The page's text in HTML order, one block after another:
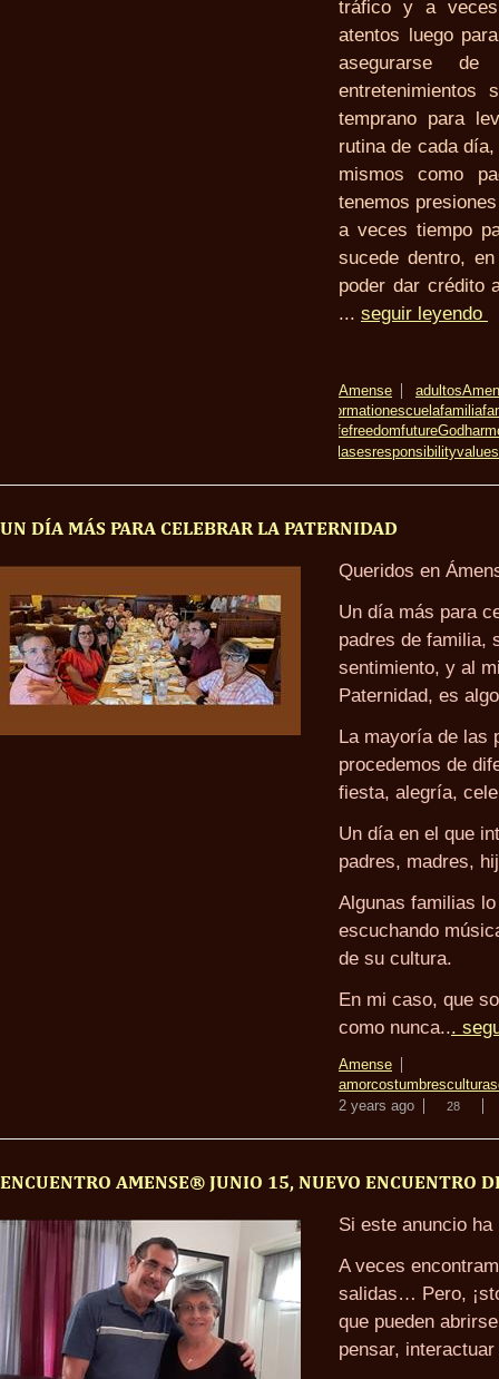
tráfico y a
atentos luego
asegurarse
entretenimientos
temprano para
rutina de cada
mismos como
tenemos
a veces tiempo
sucede dentro,
poder dar crédito
... seguir leyendo
Amense adultos
formationescuelafamilia
lifefreedomfutureGod
clasesresponsibilityvalues
UN DÍA MÁS PARA CELEBRAR LA PATERNIDAD
Queridos en
Un día más para
padres de familia,
sentimiento, y al
Paternidad, es
La mayoría de las
procedemos de
fiesta, alegría,
Un día en el que
padres, madres,
Algunas familias
escuchando
de su cultura.
En mi caso, que
como nunca...
Amense
amorcostumbresculturas
2 years ago
28
ENCUENTRO AMENSE® JUNIO 15, NUEVO ENCUENTRO
Si este anuncio ha
A veces
salidas… Pero,
que pueden
pensar,